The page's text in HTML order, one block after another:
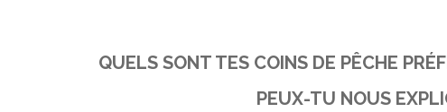
QUELS SONT TES COINS DE PÊCHE
PEUX-TU NOUS